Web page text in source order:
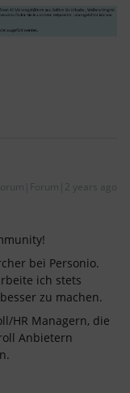
years ago
bei Personio.
ich stets
zu machen.
HR Managern, die
Anbietern